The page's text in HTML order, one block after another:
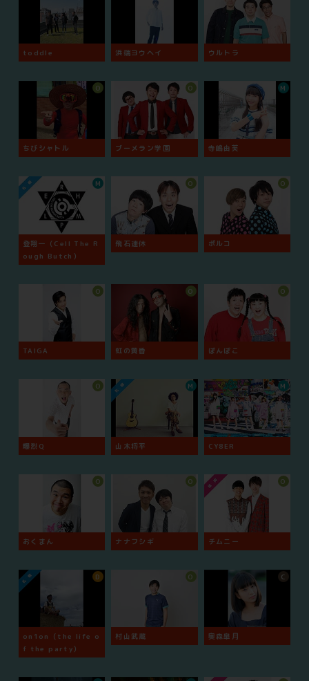
toddle 浜端ヨウヘイ ウルトラ
ちびシャトル
O
ブーメラン学園
O
寺嶋由芙
M
登翔一（Cell The R
ough Butch）
M
飛石連休
O
ポルコ
O
TAIGA
O
虹の黄昏
O
ぽんぽこ
O
爆烈Q
O
山木将平
M
CY8ER
M
おくまん
O
ナナフシギ
O
チムニー
O
on1on（the life o
f the party）
D
村山武蔵
O
奥森皐月
C